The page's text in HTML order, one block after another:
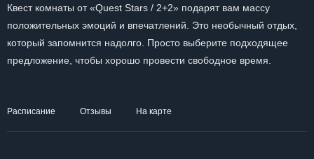
Квест комнаты от «Quest Stars / 2+2» подарят вам массу
положительных эмоций и впечатлений. Это необычный отдых,
который запомнится надолго. Просто выберите подходящее
предложение, чтобы хорошо провести свободное время.
Расписание Отзывы На карте